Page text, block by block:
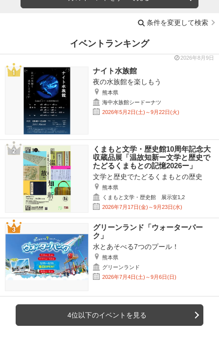
条件を変更して検索
イベントランキング
2026年8月9日
ナイト水族館
夜の水族館を楽しもう
熊本県
海中水族館シードーナツ
2026年5月2日(土)～9月22日(火)
くまもと文学・歴史館10周年記念大
収蔵品展「温故知新ー文学と歴史で
たどるくまもとの記憶2026ー」
文学と歴史でたどるくまもとの歴史
熊本県
くまもと文学・歴史館 展示室1,2
2026年7月17日(金)～9月23日(水)
グリーンランド「ウォーターパー
ク」
水とあそべる7つのプール！
熊本県
グリーンランド
2026年7月4日(土)～9月6日(日)
4位以下のイベントを見る